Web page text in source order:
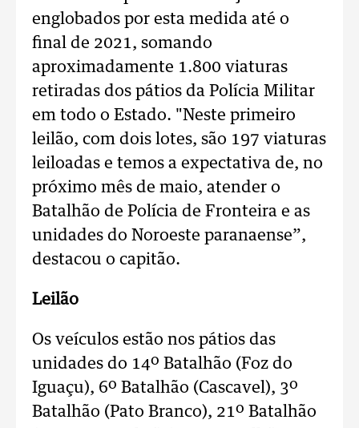
englobados por esta medida até o
final de 2021, somando
aproximadamente 1.800 viaturas
retiradas dos pátios da Polícia Militar
em todo o Estado. "Neste primeiro
leilão, com dois lotes, são 197 viaturas
leiloadas e temos a expectativa de, no
próximo mês de maio, atender o
Batalhão de Polícia de Fronteira e as
unidades do Noroeste paranaense”,
destacou o capitão.
Leilão
Os veículos estão nos pátios das
unidades do 14º Batalhão (Foz do
Iguaçu), 6º Batalhão (Cascavel), 3º
Batalhão (Pato Branco), 21º Batalhão